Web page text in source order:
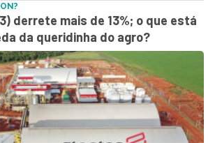
derrete mais de 13%; o que está
da queridinha do agro?